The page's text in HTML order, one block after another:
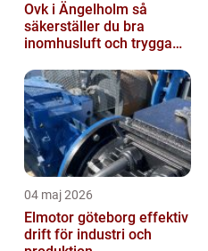
Ovk i Ängelholm så
säkerställer du bra
inomhusluft och trygga
04 maj 2026
Elmotor göteborg effektiv
drift för industri och